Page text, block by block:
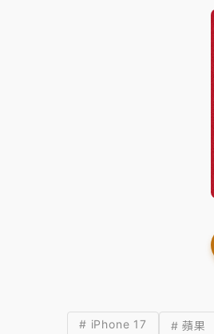
# iPhone 17 # 蘋果